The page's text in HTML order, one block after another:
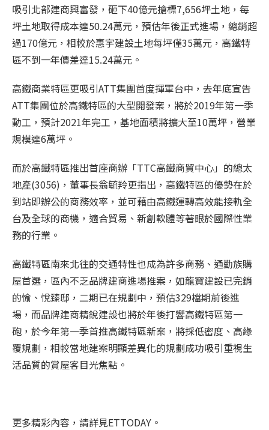
吸引北部建商興富發，砸下40億元搶標7,656坪土地，每
坪土地取得成本達50.24萬元，預估年後正式進場，總銷超
過170億元，相較於惠宇建設土地每坪僅35萬元，高鐵特
區不到一年價差達15.24萬元。
高鐵商業特區更吸引ATT集團首度揮軍台中，去年底宣告
ATT集團位於高鐵特區的大型開發案，將於2019年第一季
動工，預計2021年完工，基地面積將擴大至10萬坪，營業
規模達6萬坪。
而於高鐵特區推出首座商辦「TTC高鐵商貿中心」的總太
地產(3056)，董事長翁毓羚更指出，高鐵特區的優勢在於
到站即辦公的商務效率，並可藉由高鐵運轉高效能接軌全
台及全球的商機，適合貿易、新創軟體等著眼於國際性業
務的行業。
高鐵特區南來北往的交通特性也成為許多商務、通勤族購
屋首選，區內不乏品牌建商進場推案 ，如龍寶建設已完銷
的愉、悅臻邸，二期已在規劃中，預估329檔期前後進
場，而品牌建商精銳建設也將於年後打響高鐵特區第一
砲，於今年第一季首推高鐵特區新案，將採低密度、高綠
覆規劃，相較當地建案明顯差異化的規劃成功吸引重視生
活品質的賞屋客目光焦點。
更多精彩內容，請詳見ETTODAY。